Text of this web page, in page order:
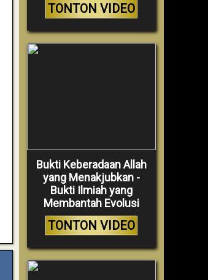
TONTON VIDEO
Bukti Keberadaan Allah
yang Menakjubkan -
Bukti Ilmiah yang
Membantah Evolusi
TONTON VIDEO